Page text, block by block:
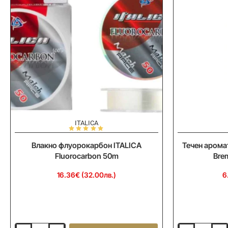
ITALICA
Влакно флуорокарбон ITALICA
Fluorocarbon 50m
16.36€ (32.00лв.)
Течен